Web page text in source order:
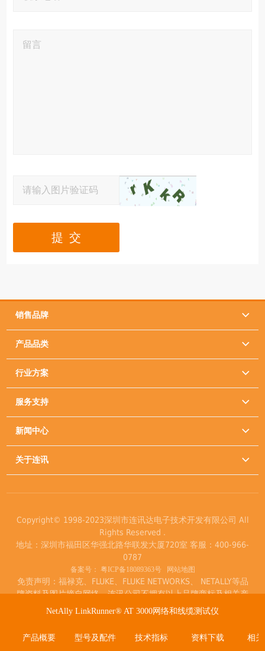
提 交
NetAlly LinkRunner® AT 3000网络和线缆测试仪
产品概要 型号及配件 技术指标 资料下载 相
销售品牌 
产品品类 
行业方案 
服务支持 
新闻中心 
关于连讯 
Copyright© 1998-2023深圳市连讯达电子技术开发有限公司 All
Rights Reserved .
地址：深圳市福田区华强北路华联发大厦720室 客服：400-966-
0787
备案号： 粤ICP备18089363号 网站地图
免责声明：福禄克、FLUKE、FLUKE NETWORKS、 NETALLY等品
牌资料及图片摘自网络，连讯公司不拥有以上品牌商标及相关产
品著作权。